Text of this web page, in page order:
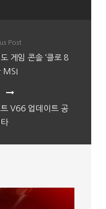
Post
게임 콘솔 ‘클로 8
MSI
V66 업데이트 공